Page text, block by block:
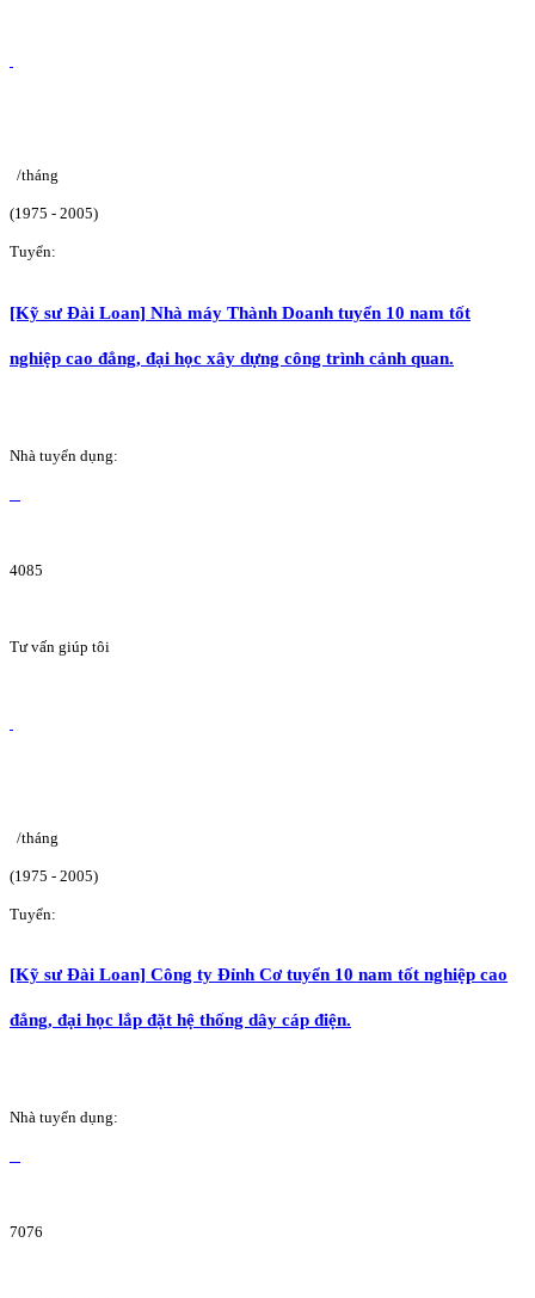
/tháng
(1975 - 2005)
Tuyển:
[Kỹ sư Đài Loan] Nhà máy Thành Doanh tuyển 10 nam tốt
nghiệp cao đẳng, đại học xây dựng công trình cảnh quan.
Nhà tuyển dụng:
4085
Tư vấn giúp tôi
/tháng
(1975 - 2005)
Tuyển:
[Kỹ sư Đài Loan] Công ty Đỉnh Cơ tuyển 10 nam tốt nghiệp cao
đẳng, đại học lắp đặt hệ thống dây cáp điện.
Nhà tuyển dụng:
7076